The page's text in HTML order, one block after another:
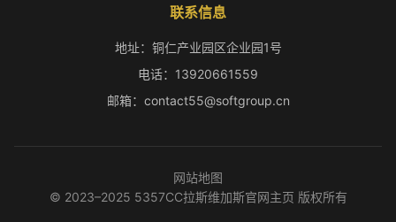
联系信息
地址：铜仁产业园区企业园1号
电话：13920661559
邮箱：contact55@softgroup.cn
网站地图
© 2023–2025 5357CC拉斯维加斯官网主页 版权所有